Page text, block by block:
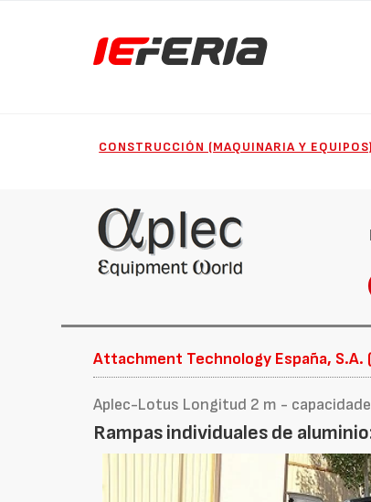
CONSTRUCCIÓN (MAQUINARIA Y EQUIPOS)
Attachment Technology España,
Aplec-Lotus Longitud 2 m -
Rampas individuales de